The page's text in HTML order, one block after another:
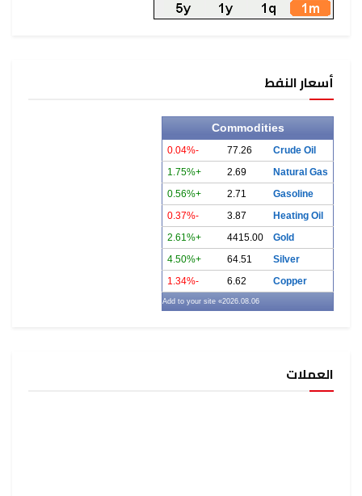
أسعار النفط
Commodities
Crude Oil
77.26
-0.04%
Natural Gas
2.69
+1.75%
Gasoline
2.71
+0.56%
Heating Oil
3.87
-0.37%
Gold
4415.00
+2.61%
Silver
64.51
+4.50%
Copper
6.62
-1.34%
2026.08.06
» Add to your site
العملات